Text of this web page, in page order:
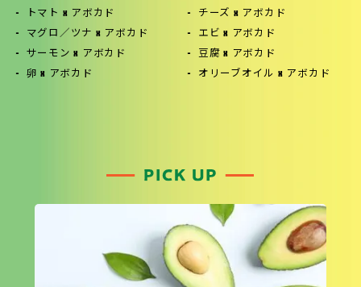
トマト x アボカド チーズ x アボカド
マグロ／ツナ x アボカド エビ x アボカド
サーモン x アボカド 豆腐 x アボカド
卵 x アボカド オリーブオイル x アボカド